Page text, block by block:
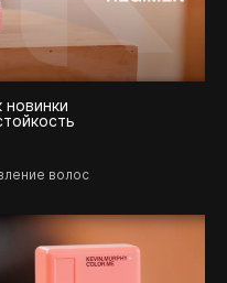
волос